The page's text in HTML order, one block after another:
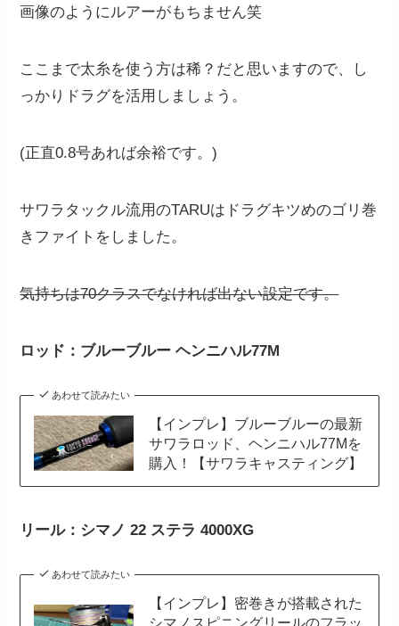
画像のようにルアーがもちません笑
ここまで太糸を使う方は稀？だと思いますので、し
っかりドラグを活用しましょう。
(正直0.8号あれば余裕です。)
サワラタックル流用のTARUはドラグキツめのゴリ巻
きファイトをしました。
気持ちは70クラスでなければ出ない設定です。
ロッド：ブルーブルー ヘンニハル77M
あわせて読みたい
【インプレ】ブルーブルーの最新
サワラロッド、ヘンニハル77Mを
購入！【サワラキャスティング】
リール：シマノ 22 ステラ 4000XG
あわせて読みたい
【インプレ】密巻きが搭載された
シマノスピニングリールのフラッ